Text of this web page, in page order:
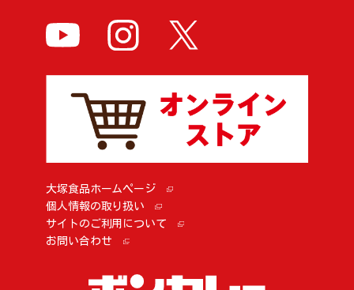
大塚食品ホームページ
個人情報の取り扱い
サイトのご利用について
お問い合わせ